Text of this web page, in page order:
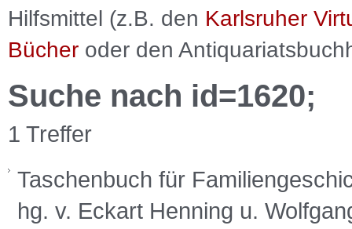
Hilfsmittel (z.B. den Karlsruher
Bücher oder den
Suche nach id=1620;
1 Treffer
Taschenbuch für
hg. v. Eckart Henning u.